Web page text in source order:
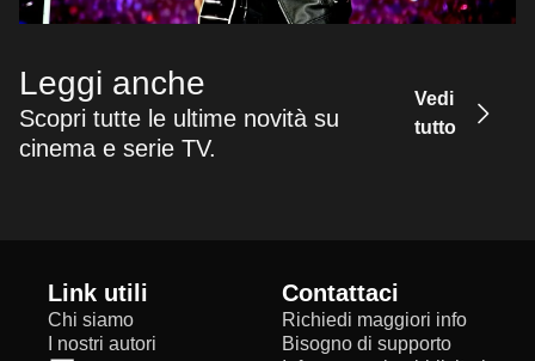
Leggi anche
Scopri tutte le ultime novità su
cinema e serie TV.
Vedi
tutto
Link utili
Chi siamo
I nostri autori
Contattaci
Richiedi maggiori info
Bisogno di supporto